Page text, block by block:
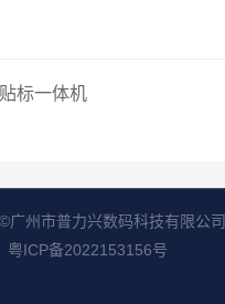
标一体机
广州市普力兴数码科技有限公司
粤ICP备2022153156号